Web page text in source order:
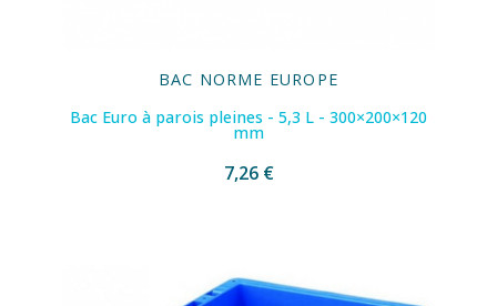
BAC NORME EUROPE
Bac Euro à parois pleines - 5,3 L - 300×200×120
mm
7,26 €